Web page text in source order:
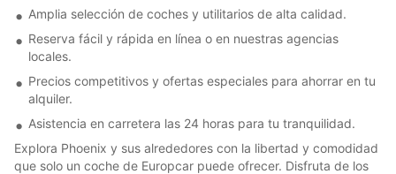
Amplia selección de coches y utilitarios de alta calidad.
Reserva fácil y rápida en línea o en nuestras agencias
locales.
Precios competitivos y ofertas especiales para ahorrar en tu
alquiler.
Asistencia en carretera las 24 horas para tu tranquilidad.
Explora Phoenix y sus alrededores con la libertad y comodidad
que solo un coche de Europcar puede ofrecer. Disfruta de los